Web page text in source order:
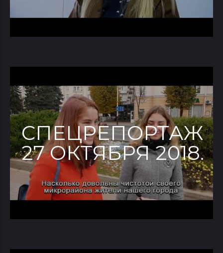
СПЕЦРЕПОРТАЖ
27 ОКТЯБРЯ 2018.